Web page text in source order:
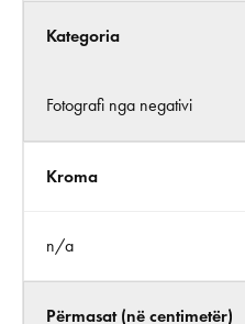
Kategoria
Fotografi nga negativi
Kroma
n/a
Përmasat (në centimetër)